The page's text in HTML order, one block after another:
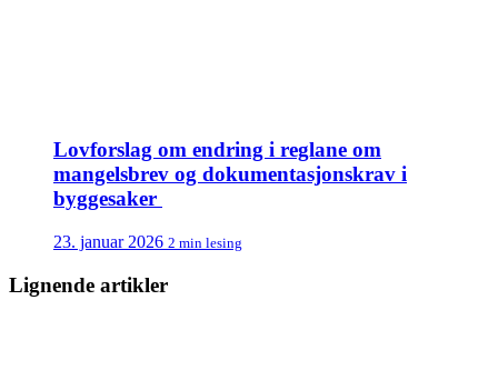
Lovforslag om endring i reglane om
mangelsbrev og dokumentasjonskrav i
byggesaker
23. januar 2026 2 min lesing
Lignende artikler